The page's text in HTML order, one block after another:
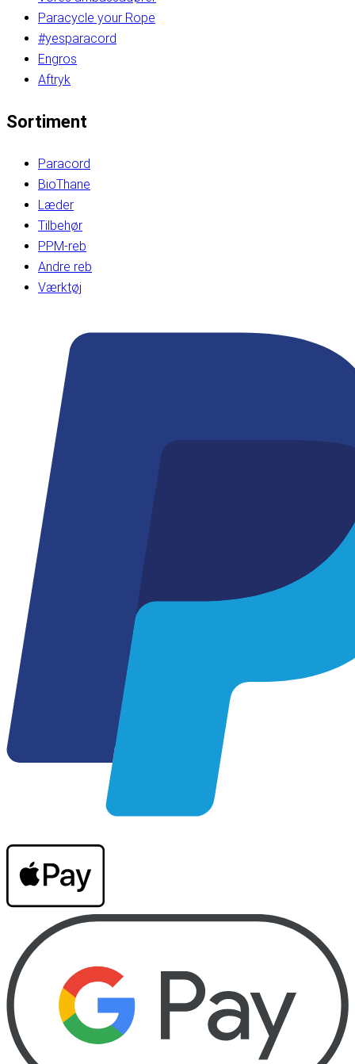
Paracycle your Rope
#yesparacord
Engros
Aftryk
Sortiment
Paracord
BioThane
Læder
Tilbehør
PPM-reb
Andre reb
Værktøj